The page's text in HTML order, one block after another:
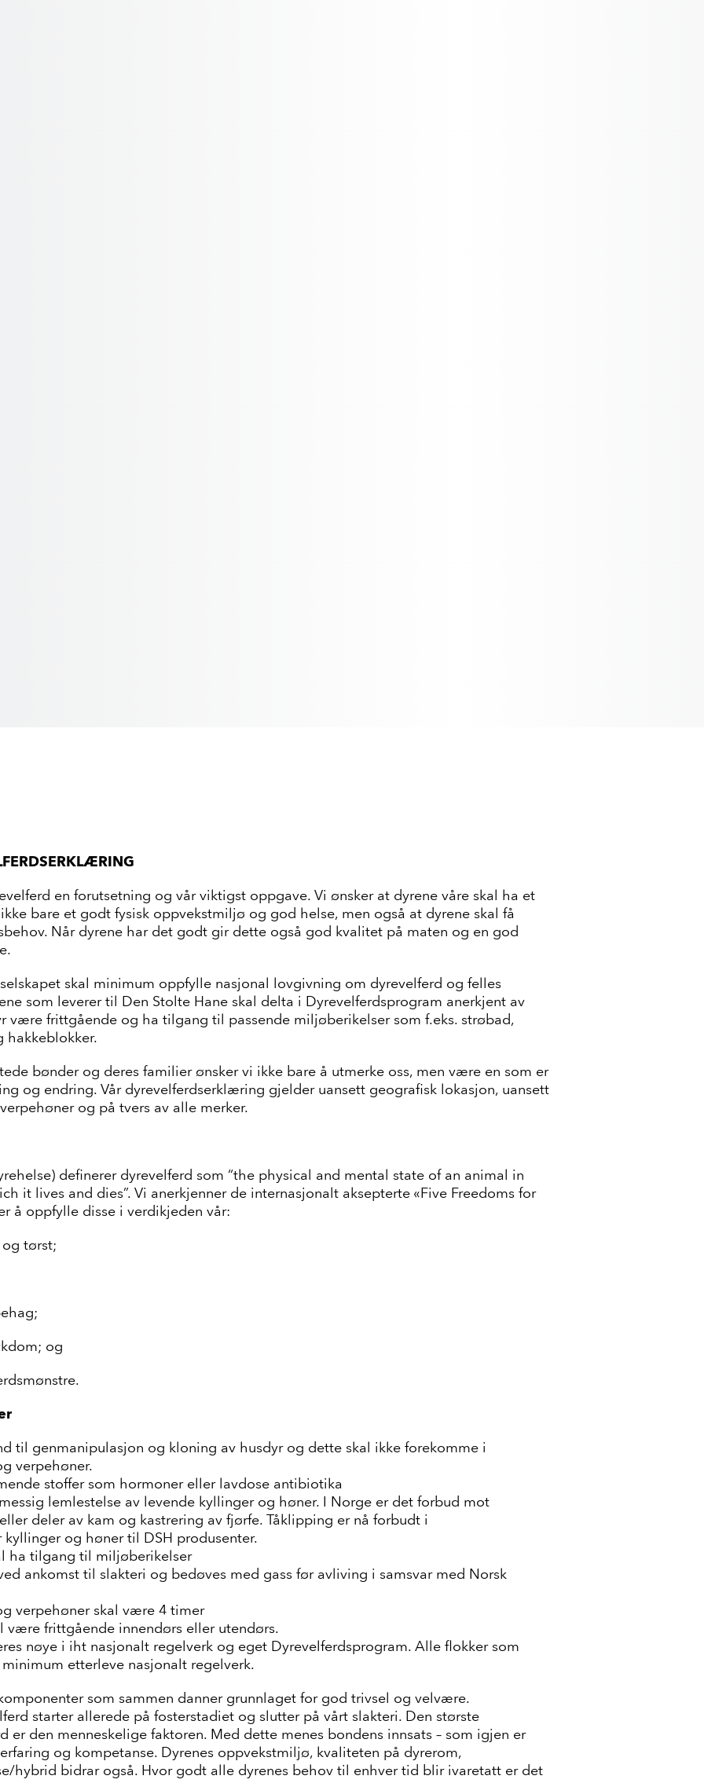
en forutsetning og vår viktigst oppgave. Vi ønsker at dyrene våre skal ha et
bare et godt fysisk oppvekstmiljø og god helse, men også at dyrene skal få
Når dyrene har det godt gir dette også god kvalitet på maten og en god
skal minimum oppfylle nasjonal lovgivning om dyrevelferd og felles
som leverer til Den Stolte Hane skal delta i Dyrevelferdsprogram anerkjent av
være frittgående og ha tilgang til passende miljøberikelser som f.eks. strøbad,
hakkeblokker.
bønder og deres familier ønsker vi ikke bare å utmerke oss, men være en som er
og endring. Vår dyrevelferdserklæring gjelder uansett geografisk lokasjon, uansett
og på tvers av alle merker.
definerer dyrevelferd som “the physical and mental state of an animal in
it lives and dies”. Vi anerkjenner de internasjonalt aksepterte «Five Freedoms for
å oppfylle disse i verdikjeden vår:
tørst;
og
til genmanipulasjon og kloning av husdyr og dette skal ikke forekomme i
verpehøner.
stoffer som hormoner eller lavdose antibiotika
lemlestelse av levende kyllinger og høner. I Norge er det forbud mot
deler av kam og kastrering av fjørfe. Tåklipping er nå forbudt i
og høner til DSH produsenter.
ha tilgang til miljøberikelser
ankomst til slakteri og bedøves med gass før avliving i samsvar med Norsk
verpehøner skal være 4 timer
være frittgående innendørs eller utendørs.
nøye i iht nasjonalt regelverk og eget Dyrevelferdsprogram. Alle flokker som
etterleve nasjonalt regelverk.
som sammen danner grunnlaget for god trivsel og velvære.
starter allerede på fosterstadiet og slutter på vårt slakteri. Den største
den menneskelige faktoren. Med dette menes bondens innsats – som igjen er
og kompetanse. Dyrenes oppvekstmiljø, kvaliteten på dyrerom,
hybrid bidrar også. Hvor godt alle dyrenes behov til enhver tid blir ivaretatt er det